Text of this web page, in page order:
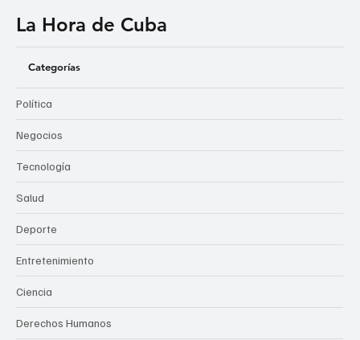
La Hora de Cuba
Categorías
Política
Negocios
Tecnología
Salud
Deporte
Entretenimiento
Ciencia
Derechos Humanos